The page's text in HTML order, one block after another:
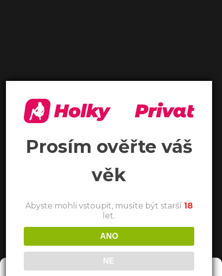
Spravovat Souhlas
Prosím ověřte váš
věk
Abyste mohli vstoupit, musíte být starší 18
let.
ANO
NE